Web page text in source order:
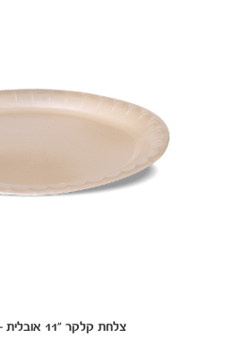
צלחת קלקר "11 אובלית - מצופה קרם